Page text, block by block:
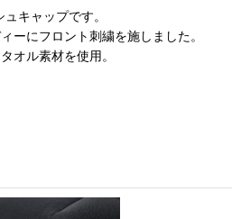
キャップです。
ーにフロント刺繍を施しました。
オル素材を使用。